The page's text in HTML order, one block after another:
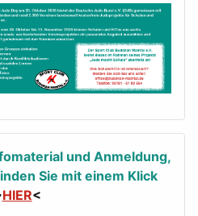
und Anmeldung,
Sie mit einem Klick
HIER<